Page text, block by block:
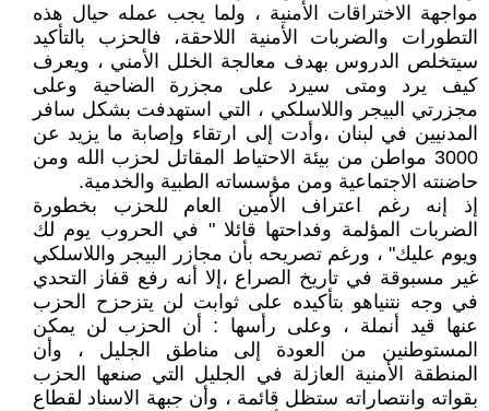
مواجهة الاختراقات الأمنية ، ولما يجب عمله حيال هذه
التطورات والضربات الأمنية اللاحقة، فالحزب بالتأكيد
سيتخلص الدروس بهدف معالجة الخلل الأمني ، ويعرف
كيف يرد ومتى سيرد على مجزرة الضاحية وعلى
مجزرتي البيجر واللاسلكي ، التي استهدفت بشكل سافر
المدنيين في لبنان ،وأدت إلى ارتقاء وإصابة ما يزيد عن
3000 مواطن من بيئة الاحتياط المقاتل لحزب الله ومن
حاضنته الاجتماعية ومن مؤسساته الطبية والخدمية.
إذ إنه رغم اعتراف الأمين العام للحزب بخطورة
الضربات المؤلمة وفداحتها قائلا " في الحروب يوم لك
ويوم عليك" ، ورغم تصريحه بأن مجازر البيجر واللاسلكي
غير مسبوقة في تاريخ الصراع ،إلا أنه رفع قفاز التحدي
في وجه نتنياهو بتأكيده على ثوابت لن يتزحزح الحزب
عنها قيد أنملة ، وعلى رأسها : أن الحزب لن يمكن
المستوطنين من العودة إلى مناطق الجليل ، وأن
المنطقة الأمنية العازلة في الجليل التي صنعها الحزب
بقواته وانتصاراته ستظل قائمة ، وأن جبهة الاسناد لقطاع